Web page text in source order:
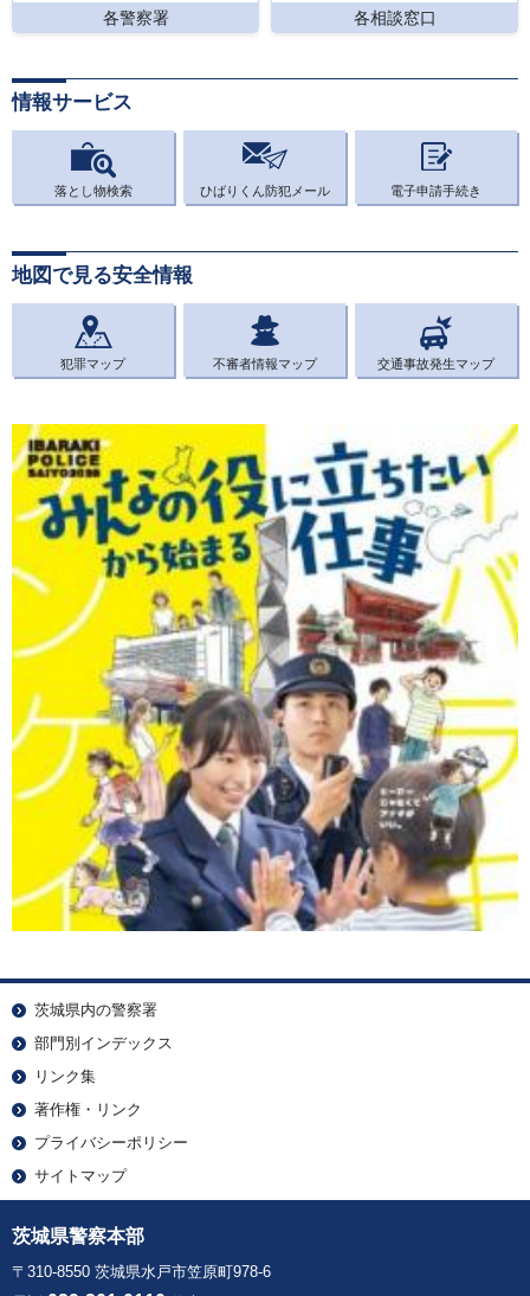
各警察署 各相談窓口
情報サービス
落とし物検索 ひばりくん防犯メール 電子申請手続き
地図で見る安全情報
犯罪マップ 不審者情報マップ 交通事故発生マップ
茨城県内の警察署
部門別インデックス
リンク集
著作権・リンク
プライバシーポリシー
サイトマップ
茨城県警察本部
〒310-8550 茨城県水戸市笠原町978-6